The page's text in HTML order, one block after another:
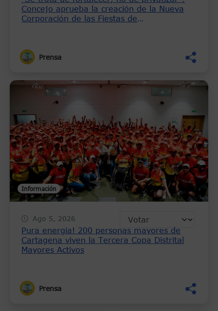
Concejo aprueba la creación de la Nueva
Corporación de las Fiestas de
Prensa
Información
Ago 5, 2026
Pura energía! 200 personas mayores de
Cartagena viven la Tercera Copa Distrital
Mayores Activos
Prensa